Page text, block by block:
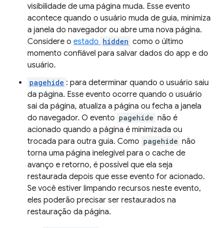
visibilidade de uma página muda. Esse evento
acontece quando o usuário muda de guia, minimiza
a janela do navegador ou abre uma nova página.
Considere o estado hidden como o último
momento confiável para salvar dados do app e do
usuário.
pagehide : para determinar quando o usuário saiu
da página. Esse evento ocorre quando o usuário
sai da página, atualiza a página ou fecha a janela
do navegador. O evento pagehide não é
acionado quando a página é minimizada ou
trocada para outra guia. Como pagehide não
torna uma página inelegível para o cache de
avanço e retorno, é possível que ela seja
restaurada depois que esse evento for acionado.
Se você estiver limpando recursos neste evento,
eles poderão precisar ser restaurados na
restauração da página.